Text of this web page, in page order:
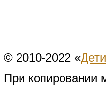
© 2010-2022 «
При копировании